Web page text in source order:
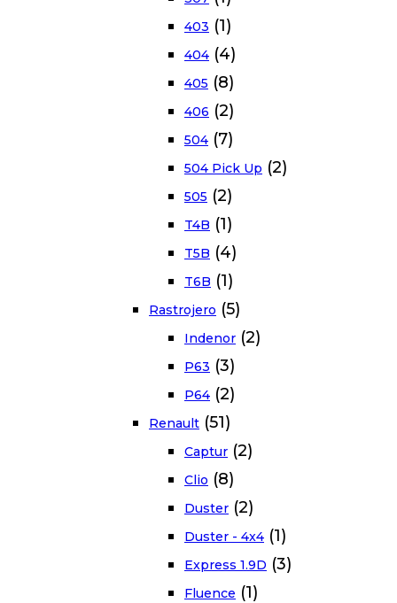
403 (1)
404 (4)
405 (8)
406 (2)
504 (7)
504 Pick Up (2)
505 (2)
T4B (1)
T5B (4)
T6B (1)
Rastrojero (5)
Indenor (2)
P63 (3)
P64 (2)
Renault (51)
Captur (2)
Clio (8)
Duster (2)
Duster - 4x4 (1)
Express 1.9D (3)
Fluence (1)